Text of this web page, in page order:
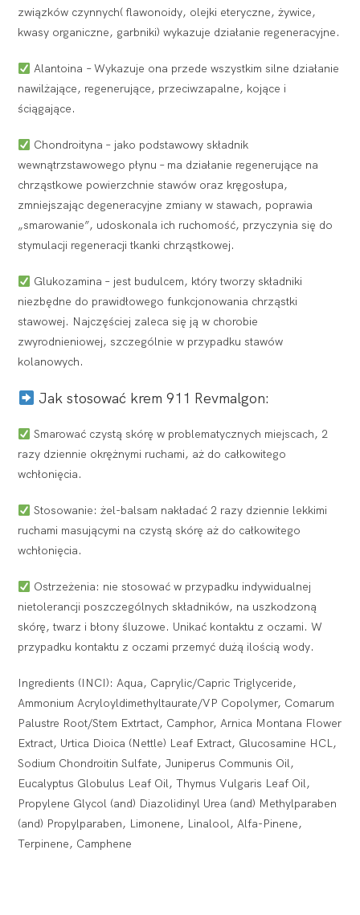
związków czynnych( flawonoidy, olejki eteryczne, żywice,
kwasy organiczne, garbniki) wykazuje działanie regeneracyjne.
Alantoina – Wykazuje ona przede wszystkim silne działanie
nawilżające, regenerujące, przeciwzapalne, kojące i
ściągające.
Chondroityna – jako podstawowy składnik
wewnątrzstawowego płynu – ma działanie regenerujące na
chrząstkowe powierzchnie stawów oraz kręgosłupa,
zmniejszając degeneracyjne zmiany w stawach, poprawia
„smarowanie”, udoskonala ich ruchomość, przyczynia się do
stymulacji regeneracji tkanki chrząstkowej.
Glukozamina – jest budulcem, który tworzy składniki
niezbędne do prawidłowego funkcjonowania chrząstki
stawowej. Najczęściej zaleca się ją w chorobie
zwyrodnieniowej, szczególnie w przypadku stawów
kolanowych.
Jak stosować krem 911 Revmalgon:
Smarować czystą skórę w problematycznych miejscach, 2
razy dziennie okrężnymi ruchami, aż do całkowitego
wchłonięcia.
Stosowanie: żel-balsam nakładać 2 razy dziennie lekkimi
ruchami masującymi na czystą skórę aż do całkowitego
wchłonięcia.
Ostrzeżenia: nie stosować w przypadku indywidualnej
nietolerancji poszczególnych składników, na uszkodzoną
skórę, twarz i błony śluzowe. Unikać kontaktu z oczami. W
przypadku kontaktu z oczami przemyć dużą ilością wody.
Ingredients (INCI): Aqua, Caprylic/Capric Triglyceride,
Ammonium Acryloyldimethyltaurate/VP Copolymer, Comarum
Palustre Root/Stem Extrtact, Camphor, Arnica Montana Flower
Extract, Urtica Dioica (Nettle) Leaf Extract, Glucosamine HCL,
Sodium Chondroitin Sulfate, Juniperus Communis Oil,
Eucalyptus Globulus Leaf Oil, Thymus Vulgaris Leaf Oil,
Propylene Glycol (and) Diazolidinyl Urea (and) Methylparaben
(and) Propylparaben, Limonene, Linalool, Alfa-Pinene,
Terpinene, Camphene